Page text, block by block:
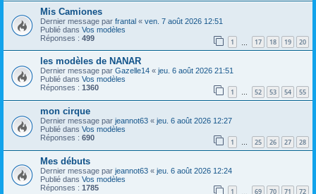
Mis Camiones
Dernier message par frantal « ven. 7 août 2026 12:51
Publié dans Vos modèles
Réponses : 499 1 17 18 19 20
les modèles de NANAR
Dernier message par Gazelle14 « jeu. 6 août 2026 21:51
Publié dans Vos modèles
Réponses : 1360 1 … 52 53 54 55
mon cirque
Dernier message par jeannot63 « jeu. 6 août 2026 12:27
Publié dans Vos modèles
Réponses : 690 1 … 25 26 27 28
Mes débuts
Dernier message par jeannot63 « jeu. 6 août 2026 12:24
Publié dans Vos modèles
Réponses : 1785 1 69 70 71 72